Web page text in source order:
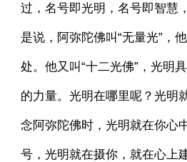
过，名号即光明，名号即智慧
是说，阿弥陀佛叫“无量光”，
处。他又叫“十二光佛”，光明
的力量。光明在哪里呢？光明
念阿弥陀佛时，光明就在你心
号，光明就在摄你，就在心上